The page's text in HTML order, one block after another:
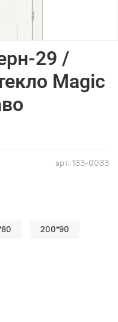
арт. 133-0033
29 /
Magic
200*90